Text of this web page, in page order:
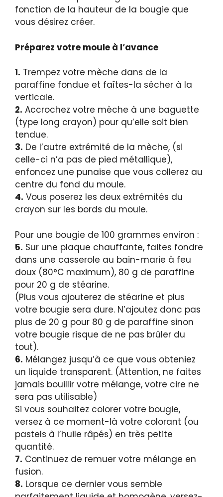
fonction de la hauteur de la bougie que
vous désirez créer.
Préparez votre moule à l’avance
1. Trempez votre mèche dans de la
paraffine fondue et faîtes-la sécher à la
verticale.
2. Accrochez votre mèche à une baguette
(type long crayon) pour qu’elle soit bien
tendue.
3. De l’autre extrémité de la mèche, (si
celle-ci n’a pas de pied métallique),
enfoncez une punaise que vous collerez au
centre du fond du moule.
4. Vous poserez les deux extrémités du
crayon sur les bords du moule.
Pour une bougie de 100 grammes environ :
5. Sur une plaque chauffante, faites fondre
dans une casserole au bain-marie à feu
doux (80°C maximum), 80 g de paraffine
pour 20 g de stéarine.
(Plus vous ajouterez de stéarine et plus
votre bougie sera dure. N’ajoutez donc pas
plus de 20 g pour 80 g de paraffine sinon
votre bougie risque de ne pas brûler du
tout).
6. Mélangez jusqu’à ce que vous obteniez
un liquide transparent. (Attention, ne faites
jamais bouillir votre mélange, votre cire ne
sera pas utilisable)
Si vous souhaitez colorer votre bougie,
versez à ce moment-là votre colorant (ou
pastels à l’huile râpés) en très petite
quantité.
7. Continuez de remuer votre mélange en
fusion.
8. Lorsque ce dernier vous semble